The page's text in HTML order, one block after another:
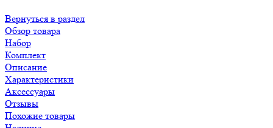
Вернуться в раздел
Обзор товара
Набор
Комплект
Описание
Характеристики
Аксессуары
Отзывы
Похожие товары